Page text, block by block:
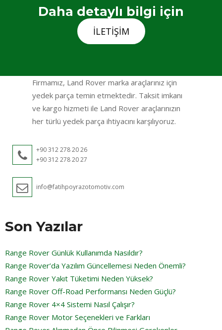
Daha detaylı bilgi için
İLETIŞIM
Firmamız, Land Rover marka araçlarınız için
yedek parça temin etmektedir. Taksit imkanı
ve kargo hizmeti ile Land Rover araçlarınızın
her türlü yedek parça ihtiyacını karşılıyoruz.
+90 312 278 20 26
+90 312 278 20 27
info@fatihpoyrazotomotiv.com
Son Yazılar
Range Rover Günlük Kullanımda Nasıldır?
Range Rover’da Yazılım Güncellemesi Neden Önemli?
Range Rover Yakıt Tüketimi Neden Yüksek?
Range Rover Off-Road Performansı Neden Güçlü?
Range Rover 4×4 Sistemi Nasıl Çalışır?
Range Rover Motor Seçenekleri ve Farkları